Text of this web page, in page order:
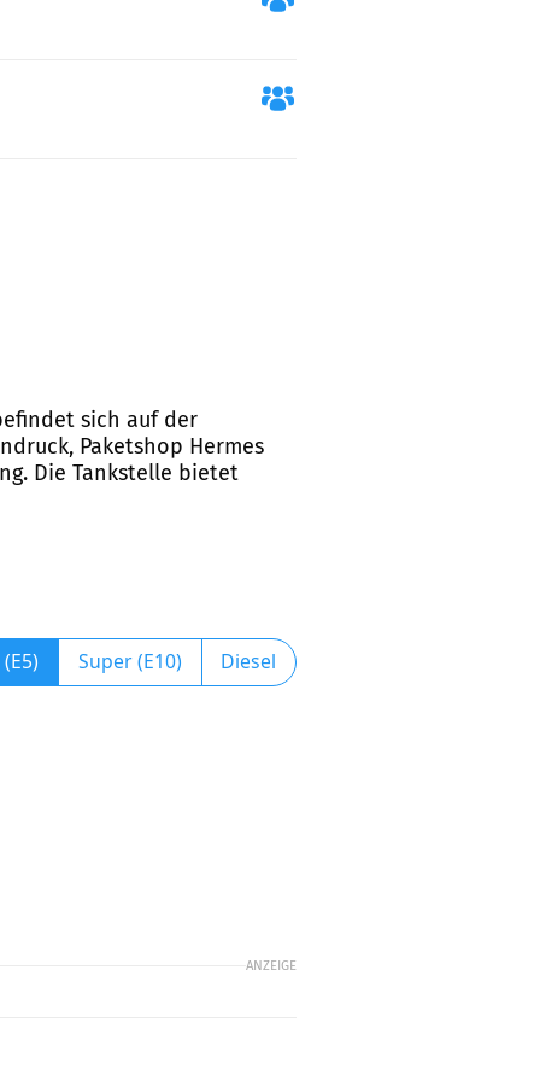
sich auf der
Paketshop Hermes
Die Tankstelle bietet
Super (E10) Diesel
ANZEIGE